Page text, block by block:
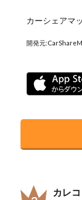
カーシェアマ
開発元:
カレ